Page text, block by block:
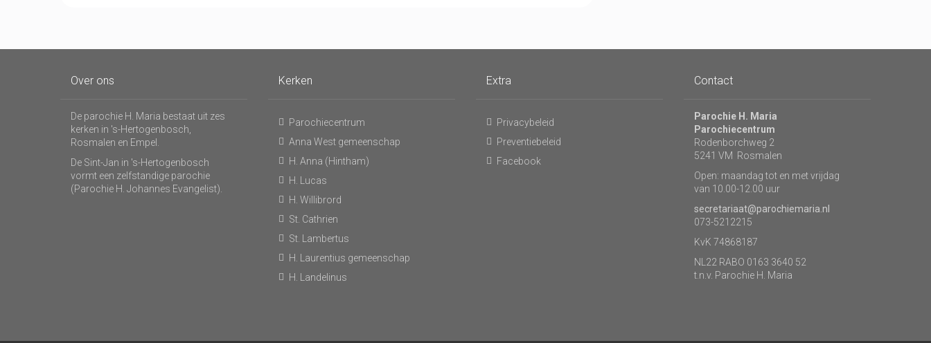
Over ons
De parochie H. Maria bestaat uit zes
kerken in 's-Hertogenbosch,
Rosmalen en Empel.
De Sint-Jan in 's-Hertogenbosch
vormt een zelfstandige parochie
(Parochie H. Johannes Evangelist).
Kerken
Parochiecentrum
Anna West gemeenschap
H. Anna (Hintham)
H. Lucas
H. Willibrord
St. Cathrien
St. Lambertus
H. Laurentius gemeenschap
H. Landelinus
Extra
Privacybeleid
Preventiebeleid
Facebook
Contact
Parochie H. Maria
Parochiecentrum
Rodenborchweg 2
5241 VM Rosmalen
Open: maandag tot en met vrijdag
van 10.00-12.00 uur
secretariaat@parochiemaria.nl
073-5212215
KvK 74868187
NL22 RABO 0163 3640 52
t.n.v. Parochie H. Maria